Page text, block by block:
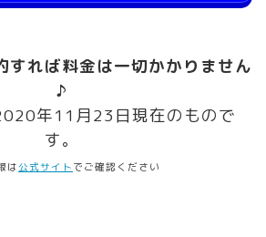
すれば料金は一切かかりません
♪
年11月23日現在のもので
す。
は公式サイト でご確認ください